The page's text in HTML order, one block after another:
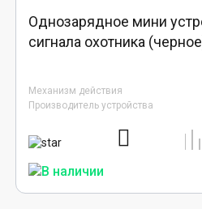
Однозарядное мини
сигнала охотника
Механизм действия
Производитель устройства